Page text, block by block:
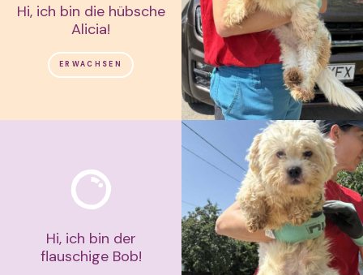
Hi, ich bin die hübsche
Alicia!
ERWACHSEN
Hi, ich bin der
flauschige Bob!